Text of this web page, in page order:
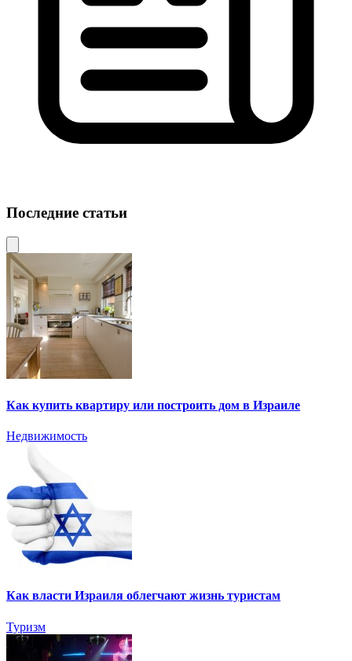
Последние статьи
Как купить квартиру или построить дом в Израиле
Недвижимость
Как власти Израиля облегчают жизнь туристам
Туризм